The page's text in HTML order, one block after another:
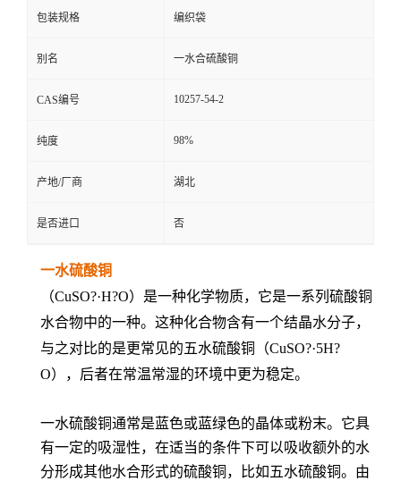
包装规格 编织袋
别名 一水合硫酸铜
CAS编号 10257-54-2
纯度 98%
产地/厂商 湖北
是否进口 否
一水硫酸铜
（CuSO?·H?O）是一种化学物质，它是一系列硫酸铜
水合物中的一种。这种化合物含有一个结晶水分子，
与之对比的是更常见的五水硫酸铜（CuSO?·5H?
O），后者在常温常湿的环境中更为稳定。
一水硫酸铜通常是蓝色或蓝绿色的晶体或粉末。它具
有一定的吸湿性，在适当的条件下可以吸收额外的水
分形成其他水合形式的硫酸铜，比如五水硫酸铜。由